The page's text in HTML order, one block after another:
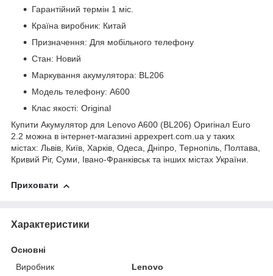
Гарантійний термін 1 міс.
Країна виробник: Китай
Призначення: Для мобільного телефону
Стан: Новий
Маркування акумулятора: BL206
Модель телефону: A600
Клас якості: Original
Купити Акумулятор для Lenovo A600 (BL206) Оригінал Euro
2.2 можна в інтернет-магазині appexpert.com.ua у таких
містах: Львів, Київ, Харків, Одеса, Дніпро, Тернопіль, Полтава,
Кривий Ріг, Суми, Івано-Франківськ та інших містах України.
Приховати
Характеристики
Основні
Виробник
Lenovo